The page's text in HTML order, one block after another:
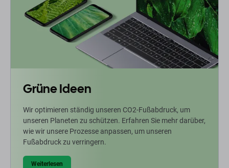
Grüne Ideen
Wir optimieren ständig unseren CO2-Fußabdruck, um
unseren Planeten zu schützen. Erfahren Sie mehr darüber,
wie wir unsere Prozesse anpassen, um unseren
Fußabdruck zu verringern.
Weiterlesen